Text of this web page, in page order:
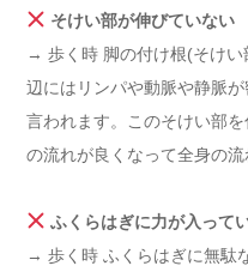
そけい部が伸びていない
→ 歩く時 脚の付け根(そけい
辺にはリンパや動脈や静脈
言われます。このそけい部
の流れが良くなって全身の流
ふくらはぎに力が入って
→ 歩く時 ふくらはぎに無駄